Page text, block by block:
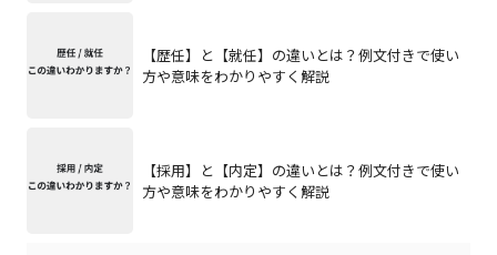
【歴任】と【就任】の違いとは？例文付きで使い
方や意味をわかりやすく解説
【採用】と【内定】の違いとは？例文付きで使い
方や意味をわかりやすく解説